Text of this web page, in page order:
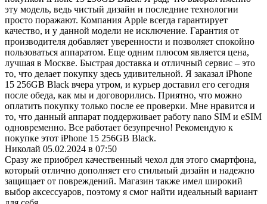
эту модель, ведь чистый дизайн и последние технологии
просто поражают. Компания Apple всегда гарантирует
качество, и у данной модели не исключение. Гарантия от
производителя добавляет уверенности и позволяет спокойно
пользоваться аппаратом. Еще одним плюсом является цена,
лучшая в Москве. Быстрая доставка и отличный сервис – это
то, что делает покупку здесь удивительной. Я заказал iPhone
15 256GB Black вчера утром, и курьер доставил его сегодня
после обеда, как мы и договорились. Приятно, что можно
оплатить покупку только после ее проверки. Мне нравится и
то, что данный аппарат поддерживает работу nano SIM и eSIM
одновременно. Все работает безупречно! Рекомендую к
покупке этот iPhone 15 256GB Black.
Николай 05.02.2024 в 07:50
Сразу же приобрел качественный чехол для этого смартфона,
который отлично дополняет его стильный дизайн и надежно
защищает от повреждений. Магазин также имел широкий
выбор аксессуаров, поэтому я смог найти идеальный вариант